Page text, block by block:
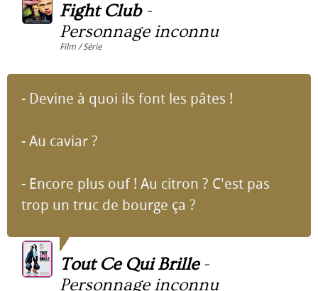
Fight Club-
Personnage inconnu
Film / Série
- Devine à quoi ils font les pâtes !
- Au caviar ?
- Encore plus ouf ! Au citron ? C'est pas
trop un truc de bourge ça ?
Tout Ce Qui Brille-
Personnage inconnu